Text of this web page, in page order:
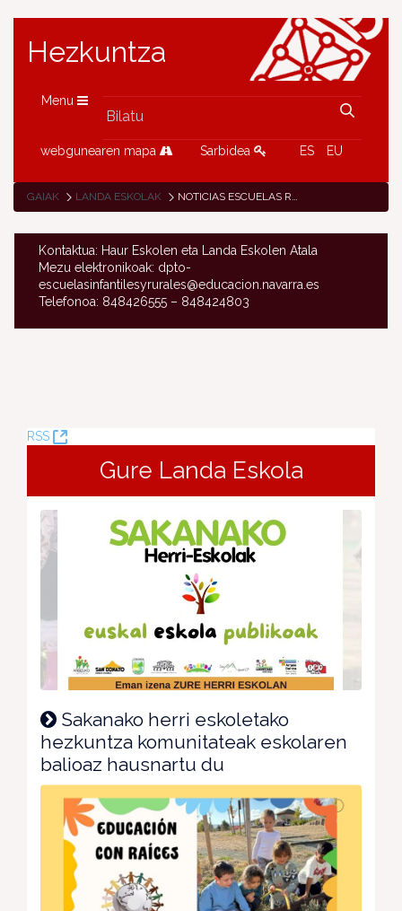
Hezkuntza
Menu
webgunearen mapa Sarbidea ES EU
GAIAK LANDA ESKOLAK NOTICIAS ESCUELAS RURALES
Kontaktua: Haur Eskolen eta Landa Eskolen Atala
Mezu elektronikoak: dpto-
escuelasinfantilesyrurales@educacion.navarra.es
Telefonoa: 848426555 – 848424803
RSS
(Leiho
Gure Landa Eskola
Sakanako herri eskoletako
hezkuntza komunitateak eskolaren
balioaz hausnartu du